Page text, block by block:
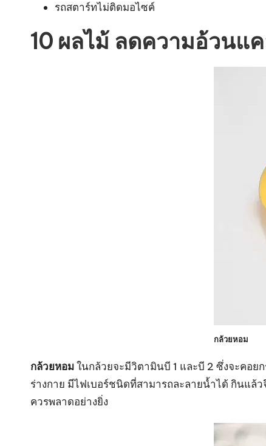
รถสตาร์ทไม่ติดมอไซค์
10 ผลไม้ ลดความอ้วนแ
กล้วยหอม
กล้วยหอมในกล้วยจะมีวิตามินบี 1 และบี 2 ซึ่งจะคอ
ร่างกาย มีไฟเบอร์ชนิดที่สามารถละลายน้ำได้ กินแล้
ควรพลาดอย่างยิ่ง